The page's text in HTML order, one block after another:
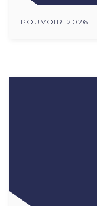
POUVOIR 2026